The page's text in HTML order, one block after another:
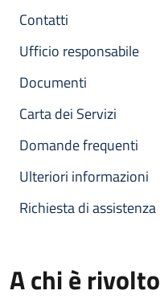
Contatti
Ufficio responsabile
Documenti
Carta dei Servizi
Domande frequenti
Ulteriori informazioni
Richiesta di assistenza
A chi è rivolto